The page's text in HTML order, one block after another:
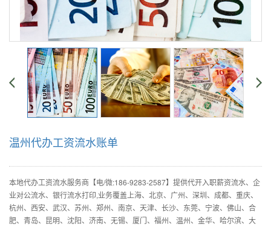
温州代办工资流水账单
本地代办工资流水服务商【电/微:186-9283-2587】提供代开入职薪资流水、企
业对公流水、银行流水打印,业务覆盖上海、北京、广州、深圳、成都、重庆、
杭州、西安、武汉、苏州、郑州、南京、天津、长沙、东莞、宁波、佛山、合
肥、青岛、昆明、沈阳、济南、无锡、厦门、福州、温州、金华、哈尔滨、大